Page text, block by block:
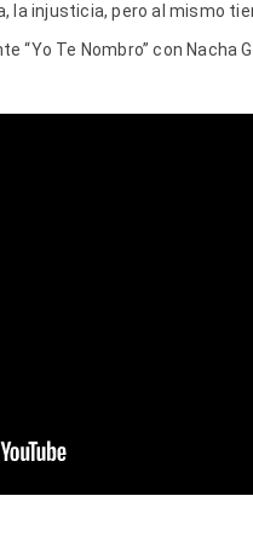
la injusticia, pero al mismo
“Yo Te Nombro” con Nacha